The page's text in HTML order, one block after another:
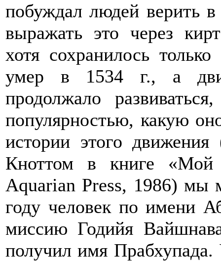
побуждал людей верить
выражать это через
хотя сохранилось
умер в 1534 г., а
продолжало
популярностью, какую
истории этого
Кноттом в книге «Мой
Aquarian Press, 1986) мы
году человек по имени
миссию Годийя
получил имя